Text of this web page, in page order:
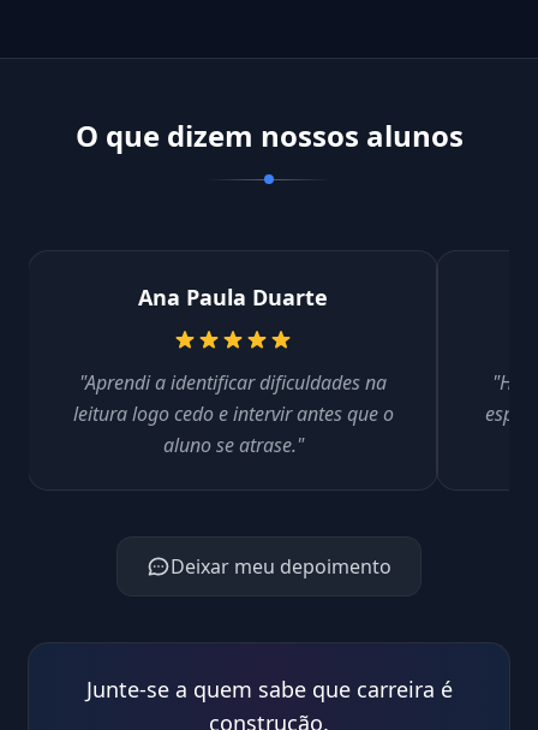
O que dizem nossos alunos
Ana Paula Duarte
"Aprendi a identificar dificuldades na
leitura logo cedo e intervir antes que o
aluno se atrase."
Deixar meu depoimento
Junte-se a quem sabe que carreira é
construção.